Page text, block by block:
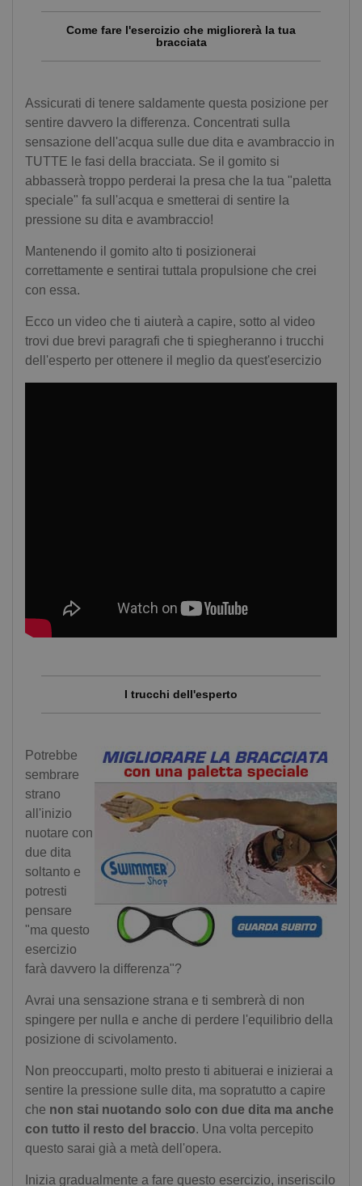
Come fare l'esercizio che migliorerà la tua
bracciata
Assicurati di tenere saldamente questa posizione per
sentire davvero la differenza. Concentrati sulla
sensazione dell'acqua sulle due dita e avambraccio in
TUTTE le fasi della bracciata. Se il gomito si
abbasserà troppo perderai la presa che la tua "paletta
speciale" fa sull'acqua e smetterai di sentire la
pressione su dita e avambraccio!
Mantenendo il gomito alto ti posizionerai
correttamente e sentirai tuttala propulsione che crei
con essa.
Ecco un video che ti aiuterà a capire, sotto al video
trovi due brevi paragrafi che ti spiegheranno i trucchi
dell'esperto per ottenere il meglio da quest'esercizio
I trucchi dell'esperto
Potrebbe
sembrare
strano
all'inizio
nuotare con
due dita
soltanto e
potresti
pensare
"ma questo
esercizio
farà davvero la differenza"?
Avrai una sensazione strana e ti sembrerà di non
spingere per nulla e anche di perdere l'equilibrio della
posizione di scivolamento.
Non preoccuparti, molto presto ti abituerai e inizierai a
sentire la pressione sulle dita, ma sopratutto a capire
che non stai nuotando solo con due dita ma anche
con tutto il resto del braccio. Una volta percepito
questo sarai già a metà dell'opera.
Inizia gradualmente a fare questo esercizio, inseriscilo